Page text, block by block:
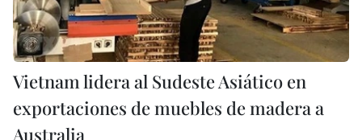
Vietnam lidera al Sudeste Asiático en
exportaciones de muebles de madera a
Australia